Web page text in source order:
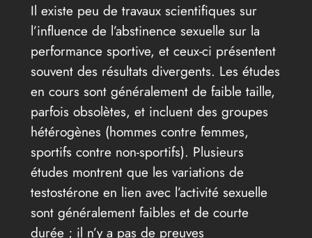
Il existe peu de travaux scientifiques sur
l’influence de l’abstinence sexuelle sur la
performance sportive, et ceux-ci présentent
souvent des résultats divergents. Les études
en cours sont généralement de faible taille,
parfois obsolètes, et incluent des groupes
hétérogènes (hommes contre femmes,
sportifs contre non-sportifs). Plusieurs
études montrent que les variations de
testostérone en lien avec l’activité sexuelle
sont généralement faibles et de courte
durée ; il n’y a pas de preuves